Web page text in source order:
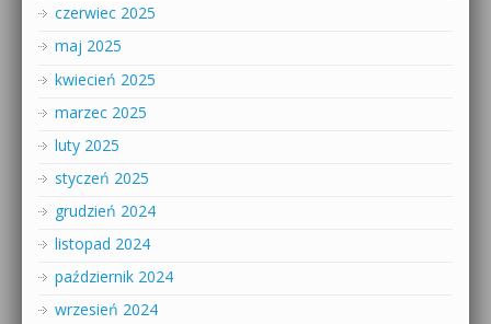
czerwiec 2025
maj 2025
kwiecień 2025
marzec 2025
luty 2025
styczeń 2025
grudzień 2024
listopad 2024
październik 2024
wrzesień 2024